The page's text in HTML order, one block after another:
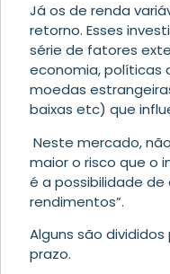
Já os de renda
retorno. Esses
série de fatores
economia, políticas
moedas
baixas etc) que
Neste mercado,
maior o risco que o
é a possibilidade
rendimentos”.
Alguns são
prazo.